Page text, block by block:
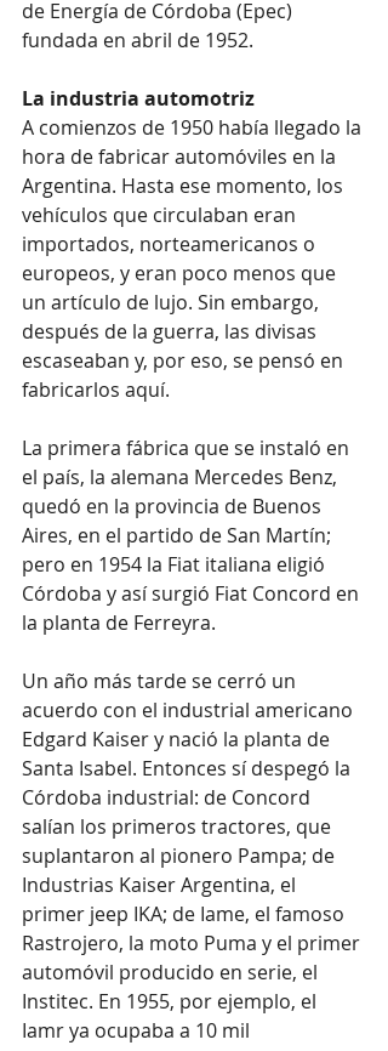
de Energía de Córdoba (Epec)
fundada en abril de 1952.
La industria automotriz
A comienzos de 1950 había llegado la
hora de fabricar automóviles en la
Argentina. Hasta ese momento, los
vehículos que circulaban eran
importados, norteamericanos o
europeos, y eran poco menos que
un artículo de lujo. Sin embargo,
después de la guerra, las divisas
escaseaban y, por eso, se pensó en
fabricarlos aquí.
La primera fábrica que se instaló en
el país, la alemana Mercedes Benz,
quedó en la provincia de Buenos
Aires, en el partido de San Martín;
pero en 1954 la Fiat italiana eligió
Córdoba y así surgió Fiat Concord en
la planta de Ferreyra.
Un año más tarde se cerró un
acuerdo con el industrial americano
Edgard Kaiser y nació la planta de
Santa Isabel. Entonces sí despegó la
Córdoba industrial: de Concord
salían los primeros tractores, que
suplantaron al pionero Pampa; de
Industrias Kaiser Argentina, el
primer jeep IKA; de Iame, el famoso
Rastrojero, la moto Puma y el primer
automóvil producido en serie, el
Institec. En 1955, por ejemplo, el
Iamr ya ocupaba a 10 mil